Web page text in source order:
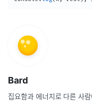
Bard
집요함과 에너지로 다른 사